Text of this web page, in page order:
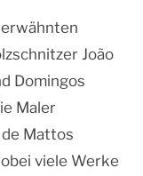
João
Domingos
Maler
Mattos
viele Werke